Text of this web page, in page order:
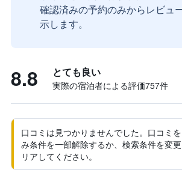
確認済みの予約のみからレビュ
示します。
8.8 とても良い
実際の宿泊者による評価757​件
口コミは見つかりませんでした。口コミ
み条件を一部解除するか、検索条件を変
リアしてください。